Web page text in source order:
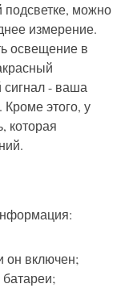
подсветке, можно
измерение.
освещение в
сигнал - ваша
этого, у
которая
он включен;